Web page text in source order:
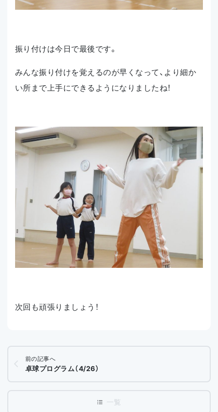
振り付けは今日で最後です。
みんな振り付けを覚えるのが早くなって、より細か
い所まで上手にできるようになりましたね！
次回も頑張りましょう！
前の記事へ
卓球プログラム（4/26）